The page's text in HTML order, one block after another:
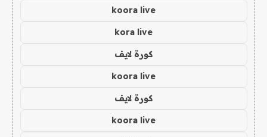
koora live
kora live
كورة لايف
koora live
كورة لايف
koora live